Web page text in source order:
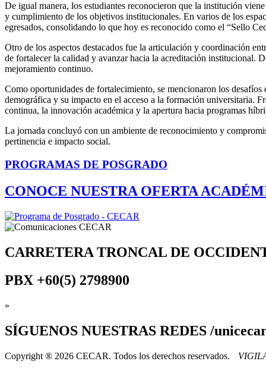
De igual manera, los estudiantes reconocieron que la institución
y cumplimiento de los objetivos institucionales. En varios de los
egresados, consolidando lo que hoy es reconocido como el “Sello
Otro de los aspectos destacados fue la articulación y coordinación
de fortalecer la calidad y avanzar hacia la acreditación institucional.
mejoramiento continuo.
Como oportunidades de fortalecimiento, se mencionaron los
demográfica y su impacto en el acceso a la formación universitaria.
continua, la innovación académica y la apertura hacia programas
La jornada concluyó con un ambiente de reconocimiento y
pertinencia e impacto social.
PROGRAMAS DE POSGRADO
CONOCE NUESTRA OFERTA
CARRETERA TRONCAL DE
PBX +60(5) 2798900
»
SÍGUENOS NUESTRAS REDES /
Copyright ® 2026 CECAR. Todos los derechos reservados.